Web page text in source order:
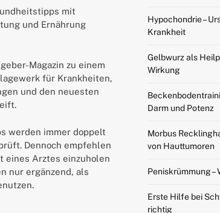
mit
und Ernährung
Magazin zu einem
für Krankheiten,
und den neuesten
werden immer doppelt
Dennoch empfehlen
eines Arztes einzuholen
nur ergänzend, als
Hypochondrie –
Krankheit
Gelbwurz als
Wirkung
Darm und Potenz
Morbus
von Hauttumoren
Peniskrümmung –
Erste Hilfe bei
richtig